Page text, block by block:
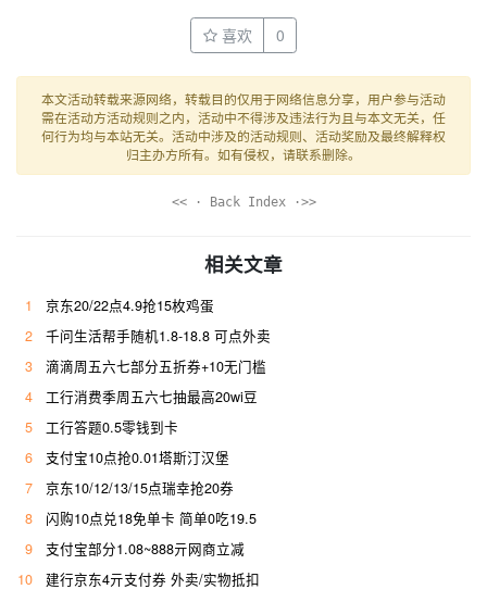
喜欢 0
本文活动转载来源网络，转载目的仅用于网络信息分享，用户参与活动
需在活动方活动规则之内，活动中不得涉及违法行为且与本文无关，任
何行为均与本站无关。活动中涉及的活动规则、活动奖励及最终解释权
归主办方所有。如有侵权，请联系删除。
<< · Back Index ·>>
相关文章
1
京东20/22点4.9抢15枚鸡蛋
2
千问生活帮手随机1.8-18.8 可点外卖
3
滴滴周五六七部分五折券+10无门槛
4
工行消费季周五六七抽最高20wi豆
5
工行答题0.5零钱到卡
6
支付宝10点抢0.01塔斯汀汉堡
7
京东10/12/13/15点瑞幸抢20券
8
闪购10点兑18免单卡 简单0吃19.5
9
支付宝部分1.08~888亓网商立减
10
建行京东4亓支付券 外卖/实物抵扣